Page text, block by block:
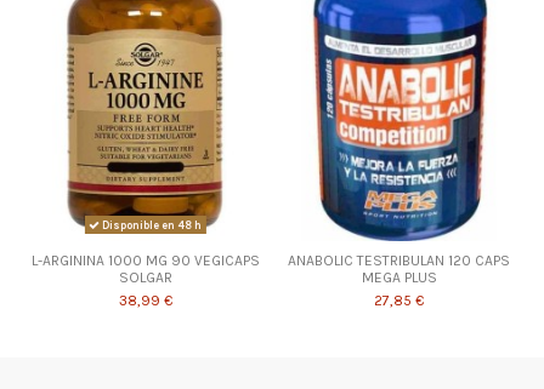
Disponible en 48 h
L-ARGININA 1000 MG 90 VEGICAPS
SOLGAR
38,99 €
ANABOLIC TESTRIBULAN 120 CAPS
MEGA PLUS
27,85 €